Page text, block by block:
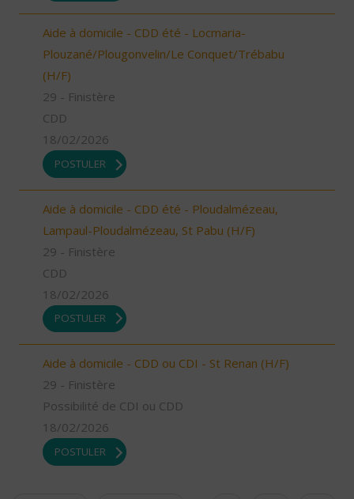
Aide à domicile - CDD été - Locmaria-
Plouzané/Plougonvelin/Le Conquet/Trébabu
(H/F)
29 - Finistère
CDD
18/02/2026
POSTULER
Aide à domicile - CDD été - Ploudalmézeau,
Lampaul-Ploudalmézeau, St Pabu (H/F)
29 - Finistère
CDD
18/02/2026
POSTULER
Aide à domicile - CDD ou CDI - St Renan (H/F)
29 - Finistère
Possibilité de CDI ou CDD
18/02/2026
POSTULER